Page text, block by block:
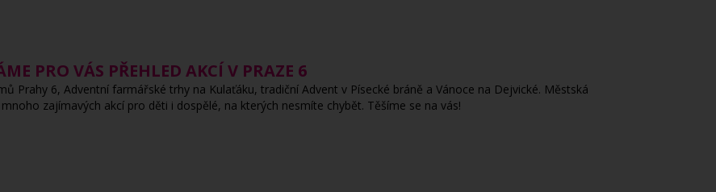
PRO VÁS PŘEHLED AKCÍ V PRAZE 6
Prahy 6, Adventní farmářské trhy na Kulaťáku, tradiční Advent v Písecké bráně a Vánoce na Dejvické. Městská
zajímavých akcí pro děti i dospělé, na kterých nesmíte chybět. Těšíme se na vás!